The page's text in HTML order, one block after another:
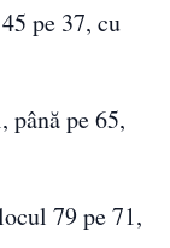
pe 37, cu
pe 65,
79 pe 71,